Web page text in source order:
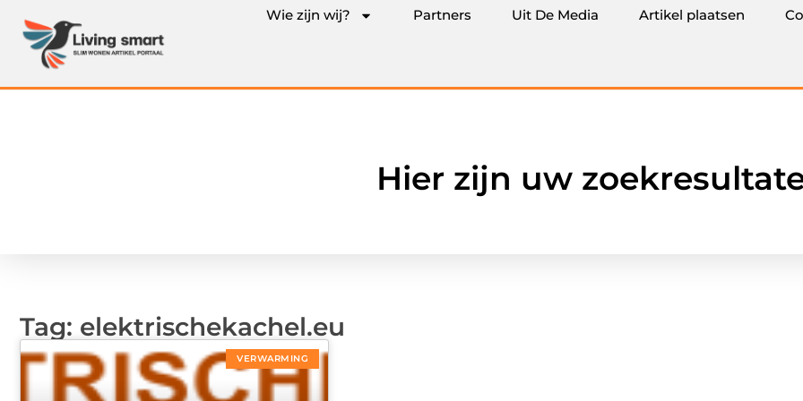
Wie zijn wij? Partners Uit De Media Artikel plaatsen
Hier zijn uw
Tag: elektrischekachel.eu
VERWARMING